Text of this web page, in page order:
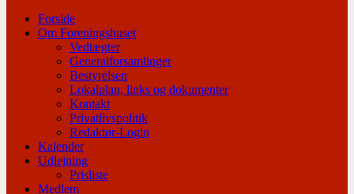
Forside
Om Foreningshuset
Vedtægter
Generalforsamlinger
Bestyrelsen
Lokalplan, links og dokumenter
Kontakt
Privatlivspolitik
Redaktør-Login
Kalender
Udlejning
Prisliste
Medlem